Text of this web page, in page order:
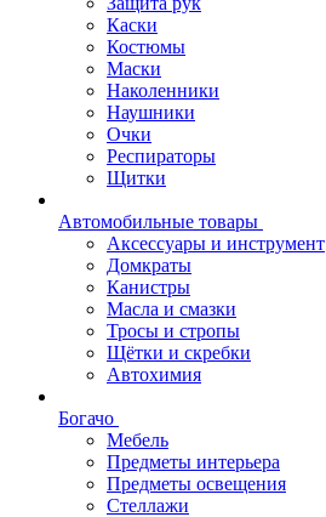
Каски
Костюмы
Маски
Наколенники
Наушники
Очки
Респираторы
Щитки
Автомобильные товары
Аксессуары и инструмент
Домкраты
Канистры
Масла и смазки
Тросы и стропы
Щётки и скребки
Автохимия
Богачо
Мебель
Предметы интерьера
Предметы освещения
Стеллажи